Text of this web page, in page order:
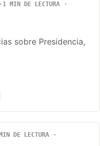
1 MIN DE LECTURA
sobre Presidencia,
DE LECTURA